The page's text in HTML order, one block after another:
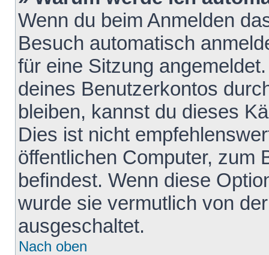
Wenn du beim Anmelden
Besuch automatisch
für eine Sitzung
deines Benutzerkontos
bleiben, kannst du dieses
Dies ist nicht
öffentlichen Computer, zum
befindest. Wenn diese
wurde sie vermutlich von
ausgeschaltet.
Nach oben